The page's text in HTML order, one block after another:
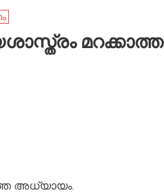
മറക്കാത്ത
അധ്യായം.